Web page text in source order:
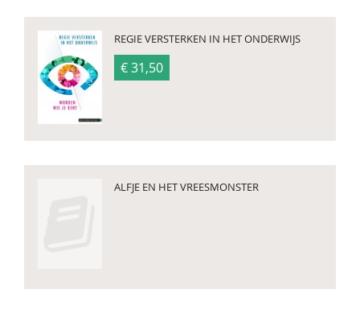
REGIE VERSTERKEN IN HET ONDERWIJS
€ 31,50
ALFJE EN HET VREESMONSTER